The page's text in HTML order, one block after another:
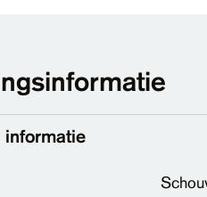
informatie